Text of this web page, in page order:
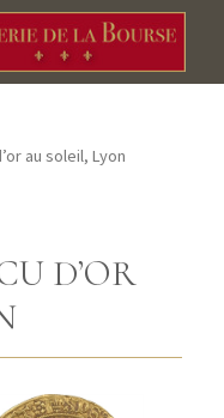
au soleil, Lyon
D’OR